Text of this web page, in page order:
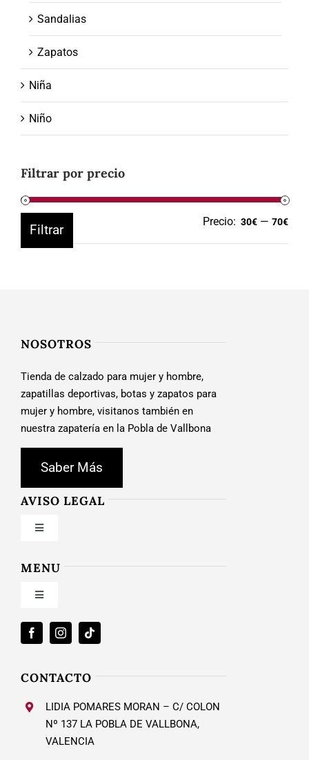
Sandalias
Zapatos
Niña
Niño
Filtrar por precio
Filtrar
Precio: 30€ — 70€
NOSOTROS
Tienda de calzado para mujer y hombre,
zapatillas deportivas, botas y zapatos para
mujer y hombre, visitanos también en
nuestra zapatería en la Pobla de Vallbona
Saber Más
AVISO LEGAL
Toggle
Condiciones de uso
Condiciones de contratación
Envío y plazos entrega
MENU
Toggle
Inicio
Nosotros
Calzado Mujer
CONTACTO
LIDIA POMARES MORAN – C/ COLON
Nº 137 LA POBLA DE VALLBONA,
VALENCIA